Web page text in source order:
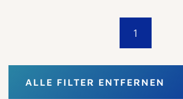
1
ALLE FILTER ENTFERNEN